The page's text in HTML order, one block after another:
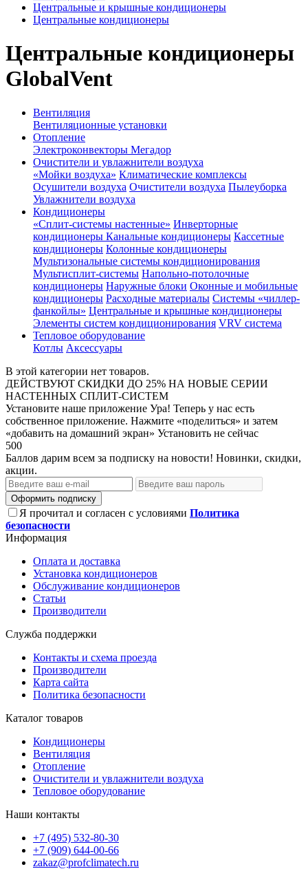
Центральные и крышные кондиционеры
Центральные кондиционеры
Центральные кондиционеры
GlobalVent
Вентиляция
Вентиляционные установки
Отопление
Электроконвекторы Мегадор
Очистители и увлажнители воздуха
«Мойки воздуха» Климатические комплексы
Осушители воздуха Очистители воздуха Пылеуборка
Увлажнители воздуха
Кондиционеры
«Сплит-системы настенные» Инверторные
кондиционеры Канальные кондиционеры Кассетные
кондиционеры Колонные кондиционеры
Мультизональные системы кондиционирования
Мультисплит-системы Напольно-потолочные
кондиционеры Наружные блоки Оконные и мобильные
кондиционеры Расходные материалы Системы «чиллер-
фанкойлы» Центральные и крышные кондиционеры
Элементы систем кондиционирования VRV система
Тепловое оборудование
Котлы Аксессуары
В этой категории нет товаров.
ДЕЙСТВУЮТ СКИДКИ ДО 25% НА НОВЫЕ СЕРИИ
НАСТЕННЫХ СПЛИТ-СИСТЕМ
Установите наше приложение Ура! Теперь у нас есть
собственное приложение. Нажмите «поделиться» и затем
«добавить на домашний экран» Установить не сейчас
500
Баллов дарим всем за подписку на новости! Новинки, скидки,
акции.
Оформить подписку
Я прочитал и согласен с условиями Политика
безопасности
Информация
Оплата и доставка
Установка кондиционеров
Обслуживание кондиционеров
Статьи
Производители
Служба поддержки
Контакты и схема проезда
Производители
Карта сайта
Политика безопасности
Каталог товаров
Кондиционеры
Вентиляция
Отопление
Очистители и увлажнители воздуха
Тепловое оборудование
Наши контакты
+7 (495) 532-80-30
+7 (909) 644-00-66
zakaz@profclimatech.ru